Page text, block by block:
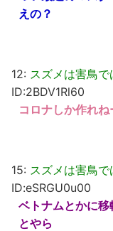
えの？
12: スズメは害鳥
ID:2BDV1Rl60
コロナしか作れ
15: スズメは害鳥
ID:eSRGU0u00
ベトナムとかに移
とやら